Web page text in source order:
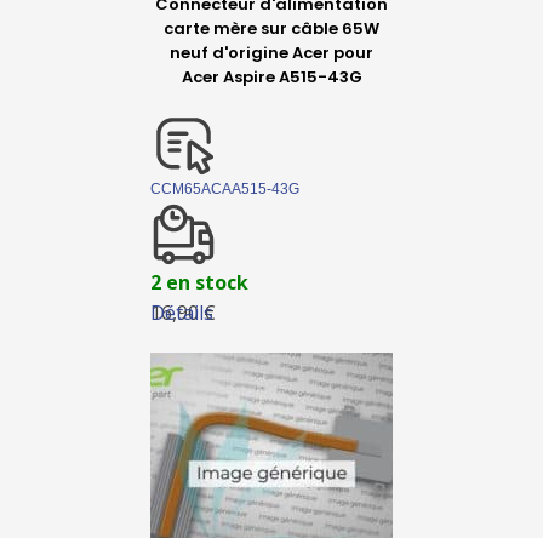
Détails
carte mère sur câble 65W
neuf d'origine Acer pour
Acer Aspire A515-43G
CCM65ACAA515-43G
2 en stock
16,90 €